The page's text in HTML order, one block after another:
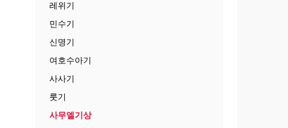
레위기
민수기
신명기
여호수아기
사사기
룻기
사무엘기상